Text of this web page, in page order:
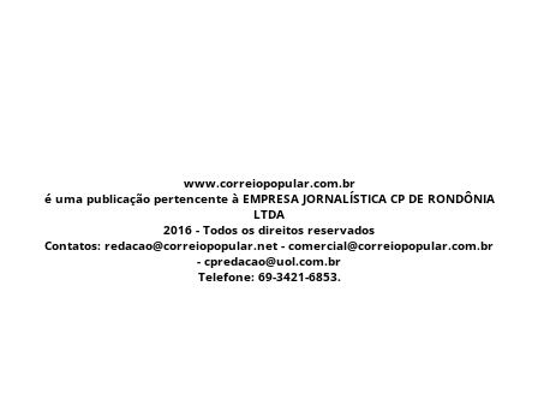
www.correiopopular.com.br
é uma publicação pertencente à EMPRESA JORNALÍSTICA CP DE RONDÔNIA
LTDA
2016 - Todos os direitos reservados
Contatos: redacao@correiopopular.net - comercial@correiopopular.com.br
- cpredacao@uol.com.br
Telefone: 69-3421-6853.